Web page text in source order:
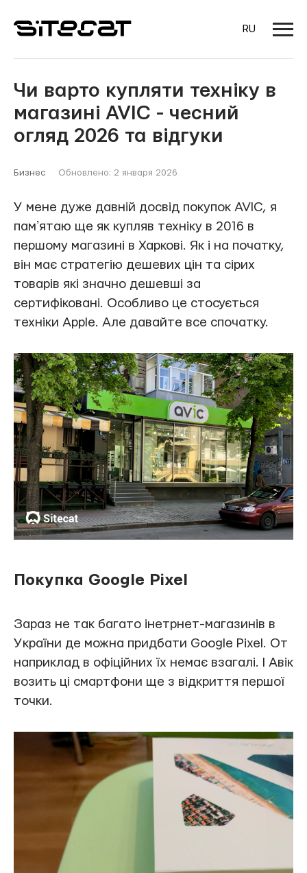
RU
Чи варто купляти техніку в
магазині AVIC - чесний
огляд 2026 та відгуки
Бизнес Обновлено: 2 января 2026
У мене дуже давній досвід покупок AVIC, я
памʼятаю ще як купляв техніку в 2016 в
першому магазині в Харкові. Як і на початку,
він має стратегію дешевих цін та сірих
товарів які значно дешевші за
сертифіковані. Особливо це стосується
техніки Apple. Але давайте все спочатку.
Покупка Google Pixel
Зараз не так багато інетрнет-магазинів в
України де можна придбати Google Pixel. От
наприклад в офіційних їх немає взагалі. І Авік
возить ці смартфони ще з відкриття першої
точки.